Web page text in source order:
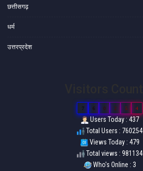
छत्तीसगढ़
धर्म
उत्तरप्रदेश
7 6 0 2 5 4
Users Today : 437
Total Users : 760254
Views Today : 479
Total views : 981134
Who's Online : 3